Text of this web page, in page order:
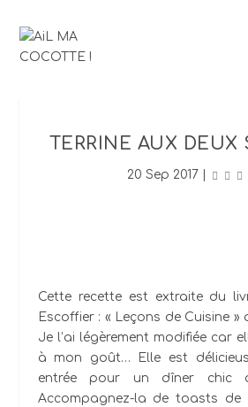
TERRINE AUX DEUX
20 Sep 2017
Cette recette est extraite du
Escoffier : « Leçons de Cuisine »
Je l’ai légèrement modifiée car
à mon goût… Elle est
entrée pour un dîner chic
Accompagnez-la de toasts de